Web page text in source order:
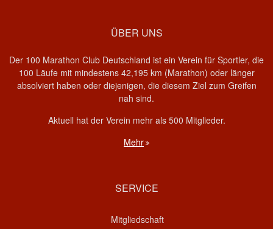
ÜBER UNS
Der 100 Marathon Club Deutschland ist ein Verein für Sportler, die
100 Läufe mit mindestens 42,195 km (Marathon) oder länger
absolviert haben oder diejenigen, die diesem Ziel zum Greifen
nah sind.
Aktuell hat der Verein mehr als 500 Mitglieder.
Mehr
SERVICE
Mitgliedschaft